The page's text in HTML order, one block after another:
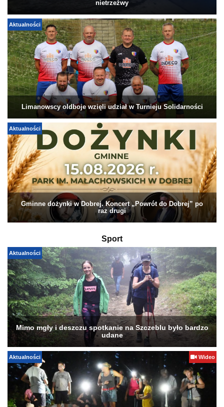
nietrzeźwy
Aktualności
Limanowscy oldboje wzięli udział w Turnieju Solidarności
Aktualności
Gminne dożynki w Dobrej. Koncert „Powrót do Dobrej” po
raz drugi
Sport
Aktualności
Mimo mgły i deszczu spotkanie na Szczeblu było bardzo
udane
Aktualności Wideo